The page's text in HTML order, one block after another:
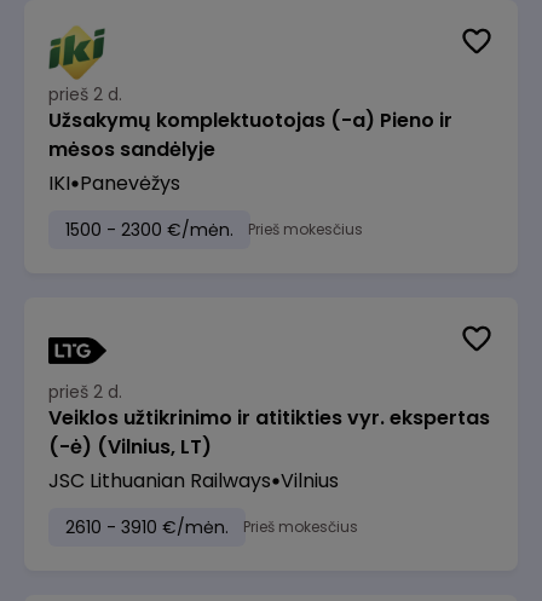
prieš 2 d.
Užsakymų komplektuotojas (-a) Pieno ir
mėsos sandėlyje
IKI Panevėžys
1500 - 2300 €/mėn. Prieš mokesčius
prieš 2 d.
Veiklos užtikrinimo ir atitikties vyr. ekspertas
(-ė) (Vilnius, LT)
JSC Lithuanian Railways Vilnius
2610 - 3910 €/mėn. Prieš mokesčius